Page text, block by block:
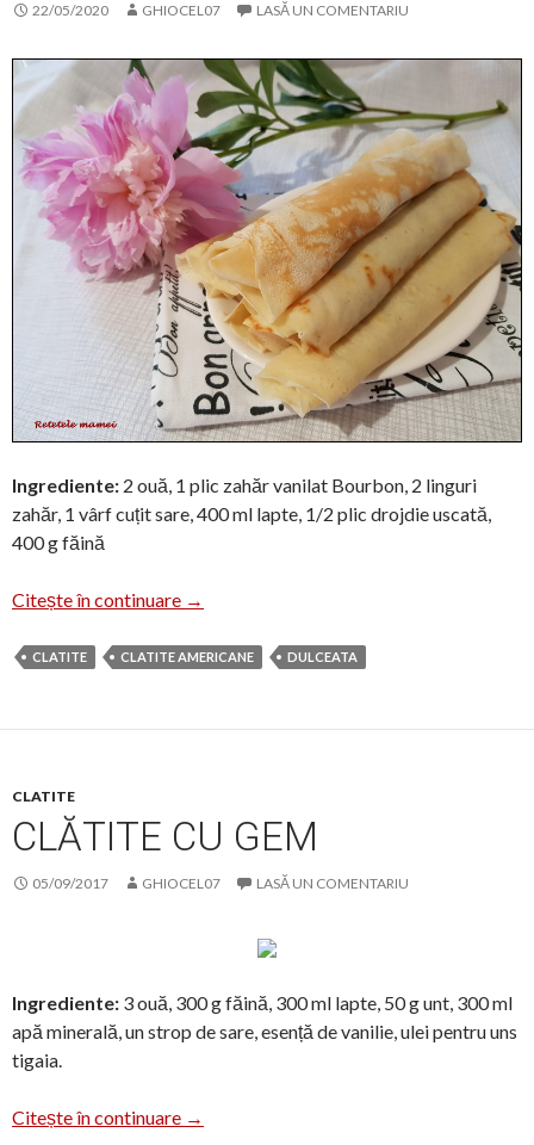
22/05/2020 GHIOCEL07 LASĂ UN COMENTARIU
Ingrediente: 2 ouă, 1 plic zahăr vanilat Bourbon, 2 linguri
zahăr, 1 vârf cuțit sare, 400 ml lapte, 1/2 plic drojdie uscată,
400 g făină
Citește în continuare Clătite cu drojdie
→
CLATITE CLATITE AMERICANE DULCEATA
CLATITE
CLĂTITE CU GEM
05/09/2017 GHIOCEL07 LASĂ UN COMENTARIU
Ingrediente: 3 ouă, 300 g făină, 300 ml lapte, 50 g unt, 300 ml
apă minerală, un strop de sare, esență de vanilie, ulei pentru uns
tigaia.
Citește în continuare Clătite cu gem
→